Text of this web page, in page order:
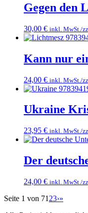
Gegen den
30,00 € inkl. MwSt./
Kann nur
24,00 € inkl. MwSt./
Ukraine
23,95 € inkl. MwSt./
Der
24,00 € inkl. MwSt./
Seite 1 von 71 23›»